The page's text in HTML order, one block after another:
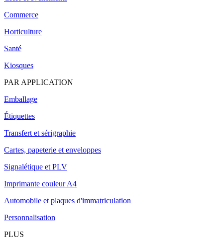
Commerce
Horticulture
Santé
Kiosques
PAR APPLICATION
Emballage
Étiquettes
Transfert et sérigraphie
Cartes, papeterie et enveloppes
Signalétique et PLV
Imprimante couleur A4
Automobile et plaques d'immatriculation
Personnalisation
PLUS